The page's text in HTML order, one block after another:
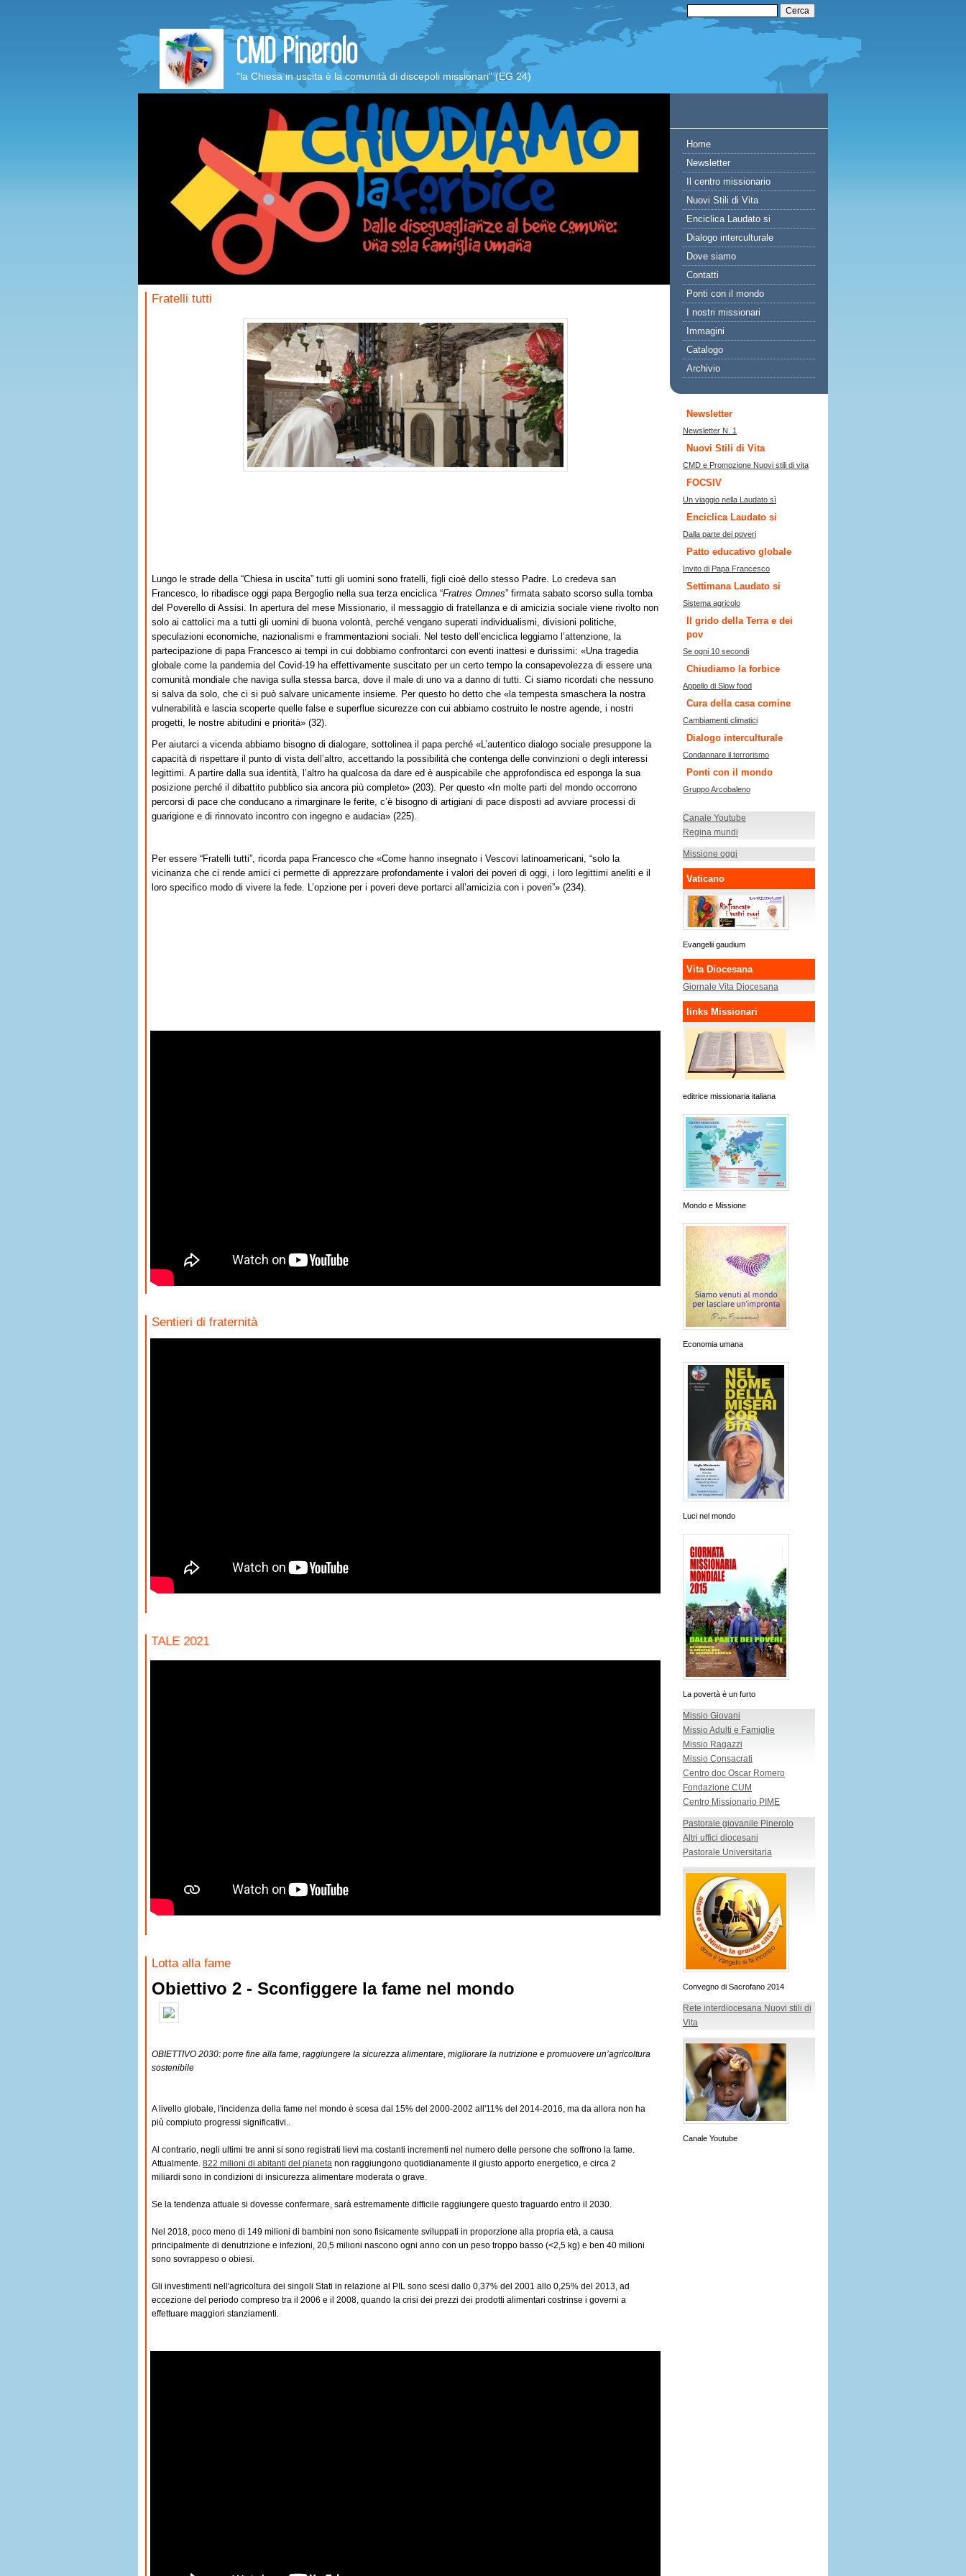
"la Chiesa in uscita è la comunità di discepoli missionari" (EG 24)
Fratelli tutti
Lungo le strade della “Chiesa in uscita” tutti gli uomini sono fratelli, figli cioè dello stesso Padre. Lo credeva san
Francesco, lo ribadisce oggi papa Bergoglio nella sua terza enciclica “Fratres Omnes” firmata sabato scorso sulla tomba
del Poverello di Assisi. In apertura del mese Missionario, il messaggio di fratellanza e di amicizia sociale viene rivolto non
solo ai cattolici ma a tutti gli uomini di buona volontà, perché vengano superati individualismi, divisioni politiche,
speculazioni economiche, nazionalismi e frammentazioni sociali. Nel testo dell’enciclica leggiamo l’attenzione, la
partecipazione di papa Francesco ai tempi in cui dobbiamo confrontarci con eventi inattesi e durissimi: «Una tragedia
globale come la pandemia del Covid-19 ha effettivamente suscitato per un certo tempo la consapevolezza di essere una
comunità mondiale che naviga sulla stessa barca, dove il male di uno va a danno di tutti. Ci siamo ricordati che nessuno
si salva da solo, che ci si può salvare unicamente insieme. Per questo ho detto che «la tempesta smaschera la nostra
vulnerabilità e lascia scoperte quelle false e superflue sicurezze con cui abbiamo costruito le nostre agende, i nostri
progetti, le nostre abitudini e priorità» (32).
Per aiutarci a vicenda abbiamo bisogno di dialogare, sottolinea il papa perché «L’autentico dialogo sociale presuppone la
capacità di rispettare il punto di vista dell’altro, accettando la possibilità che contenga delle convinzioni o degli interessi
legittimi. A partire dalla sua identità, l’altro ha qualcosa da dare ed è auspicabile che approfondisca ed esponga la sua
posizione perché il dibattito pubblico sia ancora più completo» (203). Per questo «In molte parti del mondo occorrono
percorsi di pace che conducano a rimarginare le ferite, c’è bisogno di artigiani di pace disposti ad avviare processi di
guarigione e di rinnovato incontro con ingegno e audacia» (225).
Per essere “Fratelli tutti”, ricorda papa Francesco che «Come hanno insegnato i Vescovi latinoamericani, “solo la
vicinanza che ci rende amici ci permette di apprezzare profondamente i valori dei poveri di oggi, i loro legittimi aneliti e il
loro specifico modo di vivere la fede. L’opzione per i poveri deve portarci all’amicizia con i poveri”» (234).
Sentieri di fraternità
NOVENA DI NATALE 2021
Lotta alla fame
Obiettivo 2 - Sconfiggere la fame nel mondo
OBIETTIVO 2030: porre fine alla fame, raggiungere la sicurezza alimentare, migliorare la nutrizione e promuovere un’agricoltura
sostenibile
A livello globale, l'incidenza della fame nel mondo è scesa dal 15% del 2000-2002 all'11% del 2014-2016, ma da allora non ha
più compiuto progressi significativi..
Al contrario, negli ultimi tre anni si sono registrati lievi ma costanti incrementi nel numero delle persone che soffrono la fame.
Attualmente. 822 milioni di abitanti del pianeta non raggiungono quotidianamente il giusto apporto energetico, e circa 2
miliardi sono in condizioni di insicurezza alimentare moderata o grave.
Se la tendenza attuale si dovesse confermare, sarà estremamente difficile raggiungere questo traguardo entro il 2030.
Nel 2018, poco meno di 149 milioni di bambini non sono fisicamente sviluppati in proporzione alla propria età, a causa
principalmente di denutrizione e infezioni, 20,5 milioni nascono ogni anno con un peso troppo basso (<2,5 kg) e ben 40 milioni
sono sovrappeso o obiesi.
Gli investimenti ne ll'agricoltura dei singoli Stati in relazione al PIL sono scesi dallo 0,37% del 2001 allo 0,25% del 2013, ad
eccezione del periodo compreso tra il 2006 e il 2008, quando la crisi dei prezzi dei prodotti alimentari costrinse i governi a
effettuare maggiori stanziamenti.
Home
Newsletter
Il centro missionario
Nuovi Stili di Vita
Enciclica Laudato si
Dialogo interculturale
Dove siamo
Contatti
Ponti con il mondo
I nostri missionari
Immagini
Catalogo
Archivio
Newsletter
Newsletter N. 1
Nuovi Stili di Vita
Voto col portafolio
FOCSIV
Un viaggio nella Laudato sì
Enciclica Laudato si
Economy of Francesco
Patto educativo globale
Invito di Papa Francesco
Settimana Laudato si
Buone prassi
Il grido della Terra e dei
pov
La nostra casa comune: Home
Chiudiamo la forbice
Chiudiamo la forbice
Cura della casa comine
Cambiamenti climatici
Dialogo interculturale
Condannare il terrorismo
Ponti con il mondo
Gruppi missionari pinerolesi nel
Canale Youtube
Regina mundi
Missione oggi
Vaticano
Evangelii gaudium
Vita Diocesana
Giornale Vita Diocesana
links Missionari
La povertà è un furto
Missio Giovani
Missio Adulti e Famiglie
Missio Ragazzi
Missio Consacrati
Centro doc Oscar Romero
Fondazione CUM
Centro Missionario PIME
Pastorale giovanile Pinerolo
Altri uffici diocesani
Pastorale Universitaria
Convegno di Sacrofano 2014
Rete interdiocesana Nuovi stili di
Vita